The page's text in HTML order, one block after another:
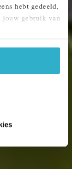
hebt gedeeld,
jouw gebruik van